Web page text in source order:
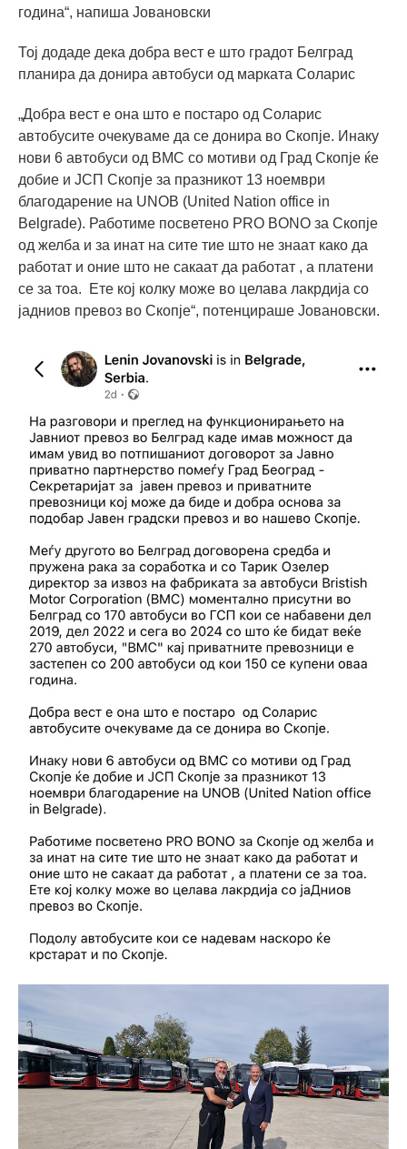
година“, напиша Јовановски
Тој додаде дека добра вест е што градот Белград
планира да донира автобуси од марката Соларис
„Добра вест е она што е постаро од Соларис
автобусите очекуваме да се донира во Скопје. Инаку
нови 6 автобуси од BMC со мотиви од Град Скопје ќе
добие и ЈСП Скопје за празникот 13 ноември
благодaрение на UNOB (United Nation office in
Belgrade). Работиме посветено PRO BONO за Скопје
од желба и за инат на сите тие што не знаат како да
работат и оние што не сакаат да работат , а платени
се за тоа. Ете кој колку може во целава лакрдија со
јадниов превоз во Скопје“, потенцираше Јовановски.